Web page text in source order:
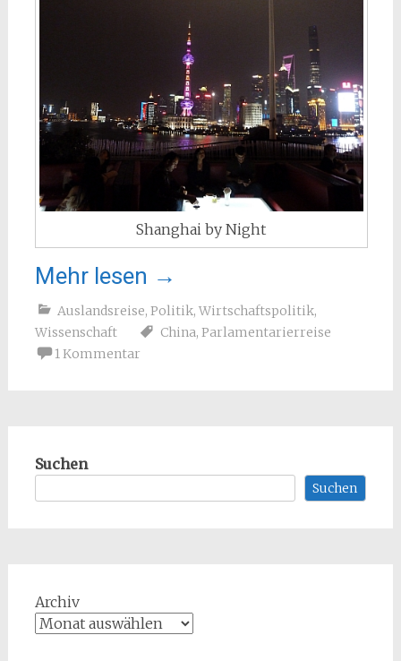
Shanghai by Night
Mehr lesen →
Auslandsreise, Politik, Wirtschaftspolitik,
Wissenschaft
China, Parlamentarierreise
1 Kommentar
Suchen
Suchen
Archiv